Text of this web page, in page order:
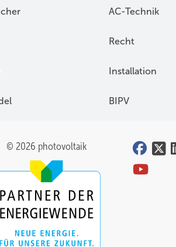
er
den
AC-Technik
Recht
Installation
BIPV
© 2026 photovoltaik